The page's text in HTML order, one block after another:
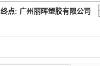
终点: 广州丽晖塑胶有限公司